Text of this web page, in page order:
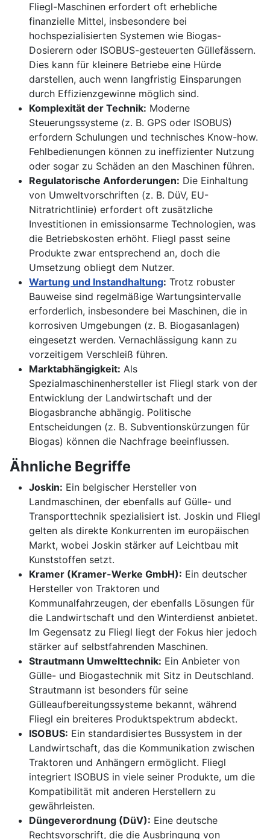
Fliegl-Maschinen erfordert oft erhebliche
finanzielle Mittel, insbesondere bei
hochspezialisierten Systemen wie Biogas-
Dosierern oder ISOBUS-gesteuerten Güllefässern.
Dies kann für kleinere Betriebe eine Hürde
darstellen, auch wenn langfristig Einsparungen
durch Effizienzgewinne möglich sind.
Komplexität der Technik: Moderne
Steuerungssysteme (z. B. GPS oder ISOBUS)
erfordern Schulungen und technisches Know-how.
Fehlbedienungen können zu ineffizienter Nutzung
oder sogar zu Schäden an den Maschinen führen.
Regulatorische Anforderungen: Die Einhaltung
von Umweltvorschriften (z. B. DüV, EU-
Nitratrichtlinie) erfordert oft zusätzliche
Investitionen in emissionsarme Technologien, was
die Betriebskosten erhöht. Fliegl passt seine
Produkte zwar entsprechend an, doch die
Umsetzung obliegt dem Nutzer.
Wartung und Instandhaltung: Trotz robuster
Bauweise sind regelmäßige Wartungsintervalle
erforderlich, insbesondere bei Maschinen, die in
korrosiven Umgebungen (z. B. Biogasanlagen)
eingesetzt werden. Vernachlässigung kann zu
vorzeitigem Verschleiß führen.
Marktabhängigkeit: Als
Spezialmaschinenhersteller ist Fliegl stark von der
Entwicklung der Landwirtschaft und der
Biogasbranche abhängig. Politische
Entscheidungen (z. B. Subventionskürzungen für
Biogas) können die Nachfrage beeinflussen.
Ähnliche Begriffe
Joskin: Ein belgischer Hersteller von
Landmaschinen, der ebenfalls auf Gülle- und
Transporttechnik spezialisiert ist. Joskin und Fliegl
gelten als direkte Konkurrenten im europäischen
Markt, wobei Joskin stärker auf Leichtbau mit
Kunststoffen setzt.
Kramer (Kramer-Werke GmbH): Ein deutscher
Hersteller von Traktoren und
Kommunalfahrzeugen, der ebenfalls Lösungen für
die Landwirtschaft und den Winterdienst anbietet.
Im Gegensatz zu Fliegl liegt der Fokus hier jedoch
stärker auf selbstfahrenden Maschinen.
Strautmann Umwelttechnik: Ein Anbieter von
Gülle- und Biogastechnik mit Sitz in Deutschland.
Strautmann ist besonders für seine
Gülleaufbereitungssysteme bekannt, während
Fliegl ein breiteres Produktspektrum abdeckt.
ISOBUS: Ein standardisiertes Bussystem in der
Landwirtschaft, das die Kommunikation zwischen
Traktoren und Anhängern ermöglicht. Fliegl
integriert ISOBUS in viele seiner Produkte, um die
Kompatibilität mit anderen Herstellern zu
gewährleisten.
Düngeverordnung (DüV): Eine deutsche
Rechtsvorschrift, die die Ausbringung von